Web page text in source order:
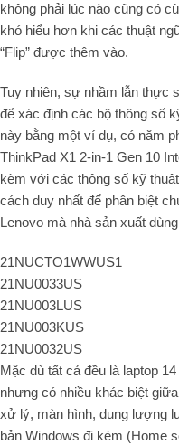
không phải lúc nào cũng có
khó hiểu hơn khi các thuật
“Flip” được thêm vào.
Tuy nhiên, sự nhầm lẫn thực
để xác định các bộ thông số
này bằng một ví dụ, có năm
ThinkPad X1 2-in-1 Gen 10
kèm với các thông số kỹ
cách duy nhất để phân biệt
Lenovo mà nhà sản xuất
21NUCTO1WWUS1
21NU0033US
21NU003LUS
21NU003KUS
21NU0032US
Mặc dù tất cả đều là laptop
nhưng có nhiều khác biệt
xử lý, màn hình, dung lượng
bản Windows đi kèm (Home